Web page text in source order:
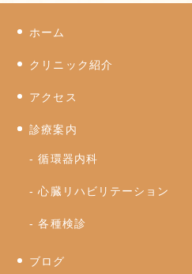
ホーム
クリニック紹介
アクセス
診療案内
循環器内科
心臓リハビリテーション
各種検診
ブログ